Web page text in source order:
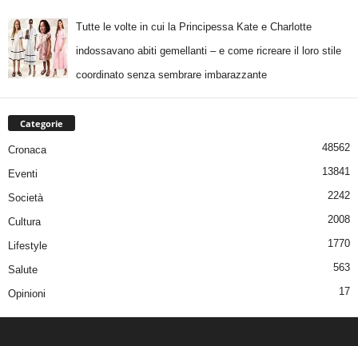
Tutte le volte in cui la Principessa Kate e Charlotte
indossavano abiti gemellanti – e come ricreare il loro stile
coordinato senza sembrare imbarazzante
Categorie
Cronaca 48562
Eventi 13841
Società 2242
Cultura 2008
Lifestyle 1770
Salute 563
Opinioni 17